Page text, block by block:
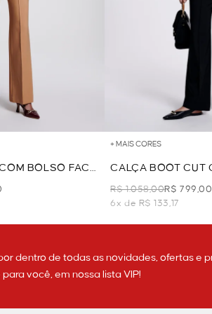
BOLSO FACA
+ MAIS CORES
CALÇA BOOT CUT
- PRETO
R$ 1.058,00R$ 799,00
6x de R$ 133,17
dentro de todas as novidades, ofertas e
você, em nossa lista VIP!